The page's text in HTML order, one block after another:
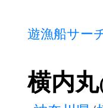
遊漁船サー
横内丸